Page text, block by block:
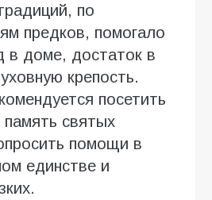
по
предков, помогало
в доме, достаток в
крепость.
посетить
святых
помощи в
единстве и